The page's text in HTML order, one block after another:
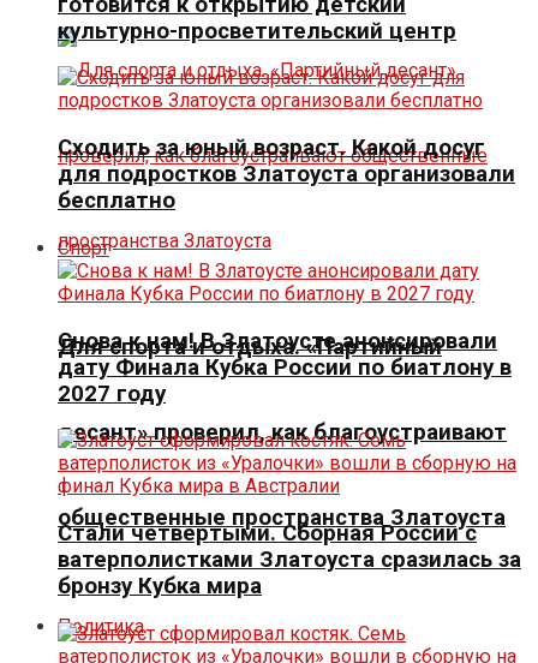
Для спорта и отдыха. «Партийный
десант» проверил, как благоустраивают
общественные пространства Златоуста
Политика
культурно-просветительский центр
Сходить за юный возраст. Какой досуг
для подростков Златоуста организовали
бесплатно
Спорт
Снова к нам! В Златоусте анонсировали
дату Финала Кубка России по биатлону в
2027 году
Стали четвертыми. Сборная России с
ватерполистками Златоуста сразилась за
бронзу Кубка мира